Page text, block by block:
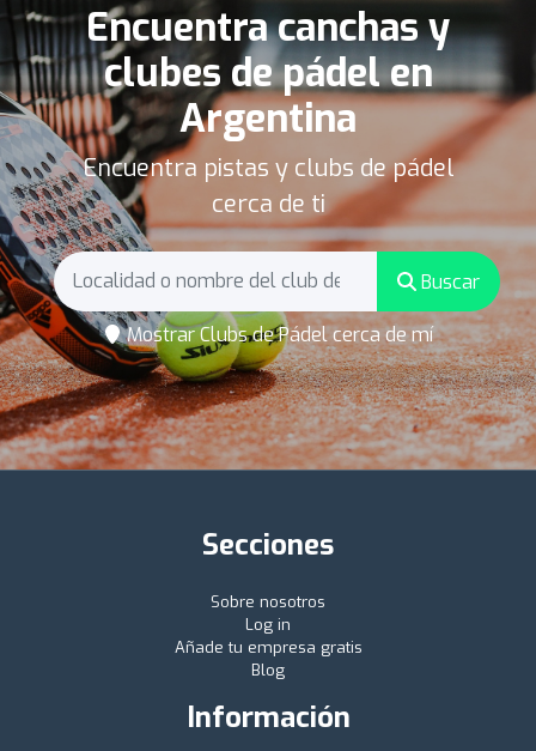
Encuentra canchas y
clubes de pádel en
Argentina
Encuentra pistas y clubs de pádel
cerca de ti
Buscar
Mostrar Clubs de Pádel cerca de mí
Secciones
Sobre nosotros
Log in
Añade tu empresa gratis
Blog
Información